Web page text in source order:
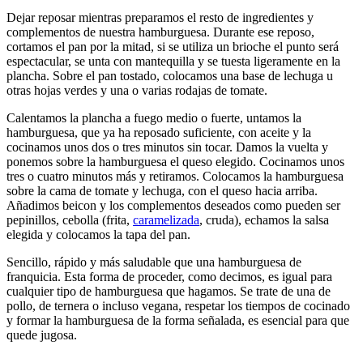
Dejar reposar mientras preparamos el resto de ingredientes y
complementos de nuestra hamburguesa. Durante ese reposo,
cortamos el pan por la mitad, si se utiliza un brioche el punto será
espectacular, se unta con mantequilla y se tuesta ligeramente en la
plancha. Sobre el pan tostado, colocamos una base de lechuga u
otras hojas verdes y una o varias rodajas de tomate.
Calentamos la plancha a fuego medio o fuerte, untamos la
hamburguesa, que ya ha reposado suficiente, con aceite y la
cocinamos unos dos o tres minutos sin tocar. Damos la vuelta y
ponemos sobre la hamburguesa el queso elegido. Cocinamos unos
tres o cuatro minutos más y retiramos. Colocamos la hamburguesa
sobre la cama de tomate y lechuga, con el queso hacia arriba.
Añadimos beicon y los complementos deseados como pueden ser
pepinillos, cebolla (frita, caramelizada, cruda), echamos la salsa
elegida y colocamos la tapa del pan.
Sencillo, rápido y más saludable que una hamburguesa de
franquicia. Esta forma de proceder, como decimos, es igual para
cualquier tipo de hamburguesa que hagamos. Se trate de una de
pollo, de ternera o incluso vegana, respetar los tiempos de cocinado
y formar la hamburguesa de la forma señalada, es esencial para que
quede jugosa.